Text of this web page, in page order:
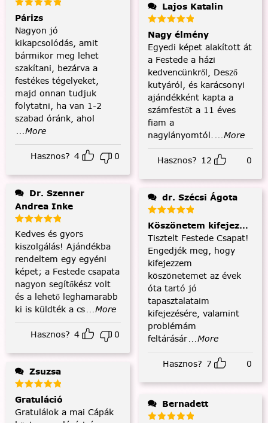
Párizs
Nagyon jó
kikapcsolódás, amit
bármikor meg lehet
szakítani, bezárva a
festékes tégelyeket,
majd onnan tudjuk
folytatni, ha van 1-2
szabad óránk, ahol
...More
Hasznos? 4 0
Andrea Inke
Kedves és gyors
kiszolgálás! Ajándékba
rendeltem egy egyéni
képet; a Festede csapata
nagyon segítőkész volt
és a lehető leghamarabb
ki is küldték a cs...More
Hasznos? 4 0
Zsuzsa
Gratuláció
Gratulálok a mai Cápák
Lajos Katalin
Nagy élmény
Egyedi képet alakított át
a Festede a házi
kedvencünkről, Desző
kutyáról, és karácsonyi
ajándékként kapta a
számfestőt a 11 éves
fiam a
nagylányomtól. ...More
Hasznos? 12 0
dr. Szécsi Ágota
Köszönetem kifejezése
Tisztelt Festede Csapat!
Engedjék meg, hogy
kifejezzem
köszönetemet az évek
óta tartó jó
tapasztalataim
kifejezésére, valamint
problémám
feltárásár...More
Hasznos? 7 0
Bernadett